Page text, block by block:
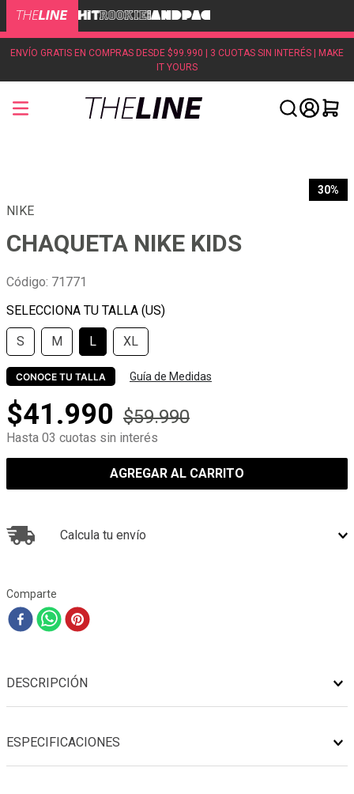
ENVÍO GRATIS EN COMPRAS DESDE $99.990 | 3 CUOTAS SIN INTERÉS | MAKE
IT YOURS
30%
NIKE
CHAQUETA NIKE KIDS
Código: 71771
S M L XL
CONOCE TU TALLA Guía de Medidas
$41 .990 $59.990
Hasta 03 cuotas sin interés
AGREGAR AL CARRITO
Calcula tu envío
Comparte
DESCRIPCIÓN
ESPECIFICACIONES